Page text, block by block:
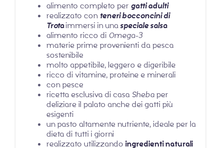
alimento completo per gatti adulti
realizzato con teneri bocconcini di
Trotaimmersi in unaspeciale salsa
alimento ricco di Omega-3
materie prime provenienti da pesca
sostenibile
molto appetibile, leggero e digeribile
ricco di vitamine, proteine e minerali
con pesce
ricetta esclusiva di casa Shebaper
deliziare il palato anche dei gatti più
esigenti
un pasto altamente nutriente, ideale per la
dieta di tutti i giorni
realizzato utilizzando ingredienti naturali